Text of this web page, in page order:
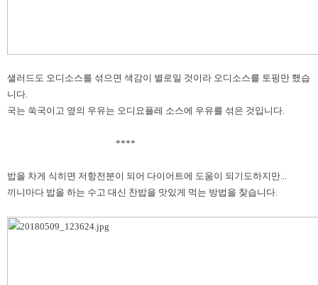
샐러드도 오디소스를 섞으면 색감이 별로일 것이라 오디소스를 토핑만 했습
니다.
국는 쑥국이고 옆의 우유는 오디요플레 소스에 우유를 섞은 것입니다.
****
밥을 차게 식히면 저항전분이 되어 다이어트에 도움이 되기도하지만...
끼니마다 밥을 하는 수고 대신 찬밥을 맛있게 먹는 방법을 찾습니다.